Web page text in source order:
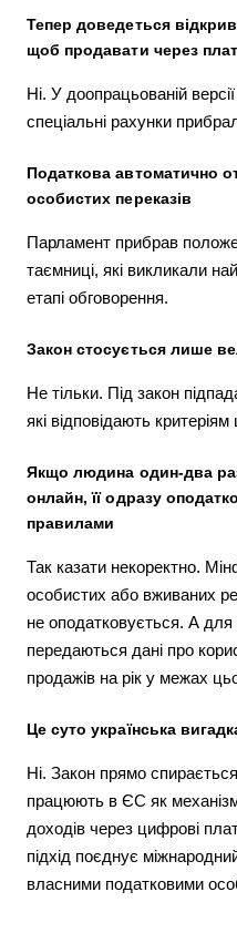
Тепер доведеться
щоб продавати через
Ні. У доопрацьованій
спеціальні рахунки
Податкова автоматично
особистих переказів
Парламент прибрав
таємниці, які викликали
етапі обговорення.
Закон стосується лише
Не тільки. Під закон
які відповідають
Якщо людина один-два
онлайн, її одразу
правилами
Так казати некоректно.
особистих або вживаних
не оподатковується. А
передаються дані про
продажів на рік у межах
Це суто українська
Ні. Закон прямо
працюють в ЄС як
доходів через цифрові
підхід поєднує
власними податковими